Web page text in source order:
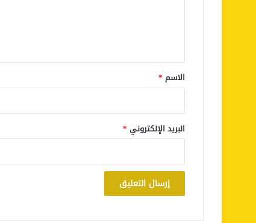
*
الاسم *
البريد الإلكتروني *